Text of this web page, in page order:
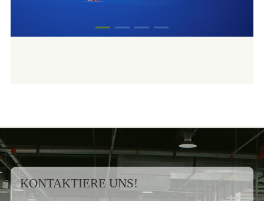
KONTAKTIERE UNS!